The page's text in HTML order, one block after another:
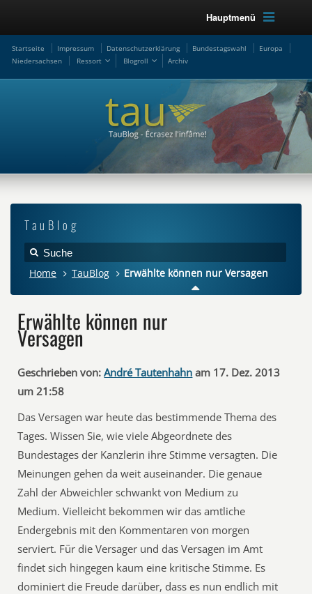
Hauptmenü
Startseite Impressum Datenschutzerklärung Bundestagswahl
Europa
Niedersachsen
Ressort Blogroll Archiv
TauBlog
Home TauBlog Erwählte können nur Versagen
Erwählte können nur
Versagen
Geschrieben von: André Tautenhahn am 17. Dez. 2013
um 21:58
Das Versagen war heute das bestimmende Thema des
Tages. Wissen Sie, wie viele Abgeordnete des
Bundestages der Kanzlerin ihre Stimme versagten. Die
Meinungen gehen da weit auseinander. Die genaue
Zahl der Abweichler schwankt von Medium zu
Medium. Vielleicht bekommen wir das amtliche
Endergebnis mit den Kommentaren von morgen
serviert. Für die Versager und das Versagen im Amt
findet sich hingegen kaum eine kritische Stimme. Es
dominiert die Freude darüber, dass es nun endlich mit